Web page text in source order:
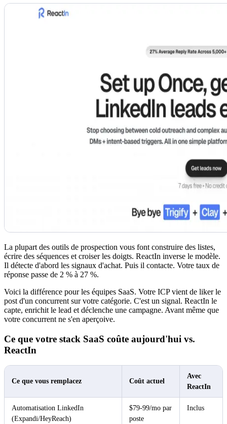
La plupart des outils de prospection vous font construire des listes,
écrire des séquences et croiser les doigts. ReactIn inverse le modèle.
Il détecte d'abord les signaux d'achat. Puis il contacte. Votre taux de
réponse passe de 2 % à 27 %.
Voici la différence pour les équipes SaaS. Votre ICP vient de liker le
post d'un concurrent sur votre catégorie. C'est un signal. ReactIn le
capte, enrichit le lead et déclenche une campagne. Avant même que
votre concurrent ne s'en aperçoive.
Ce que votre stack SaaS coûte aujourd'hui vs.
ReactIn
Ce que vous remplacez Coût actuel
Avec
ReactIn
Automatisation LinkedIn
(Expandi/HeyReach)
$79-99/mo par
poste
Inclus